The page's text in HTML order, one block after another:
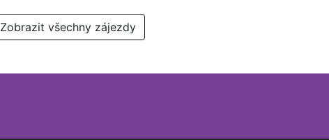
Zobrazit všechny zájezdy